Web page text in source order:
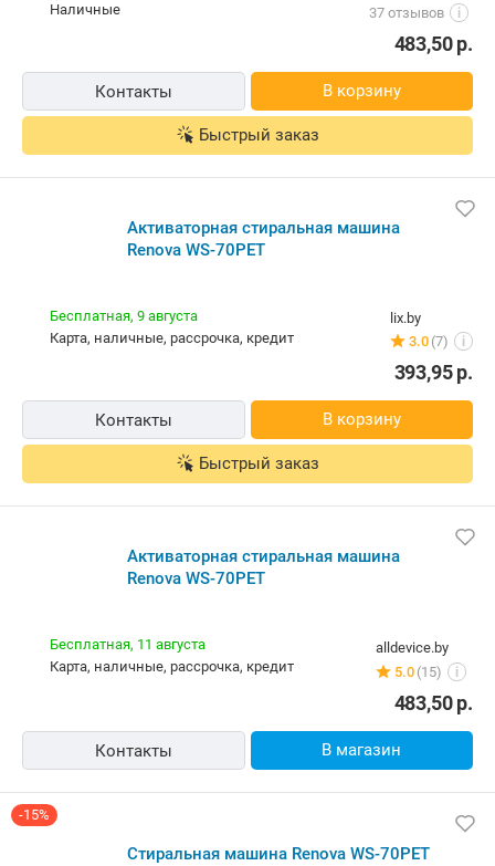
37 отзывов
i
наличные
483,50р.
Контакты В корзину
Быстрый заказ
Активаторная стиральная машина
Renova WS-70PET
lix.by
3.0 (7) i
Бесплатная, 9 августа
карта, наличные, рассрочка, кредит
393,95р.
Контакты В корзину
Быстрый заказ
Активаторная стиральная машина
Renova WS-70PET
alldevice.by
5.0 (15) i
Бесплатная, 11 августа
карта, наличные, рассрочка, кредит
483,50р.
Контакты В магазин
-15%
Стиральная машина Renova WS-70PET